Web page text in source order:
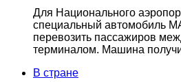
Для Национального
специальный автомобиль
перевозить пассажиров
терминалом. Машина
В стране